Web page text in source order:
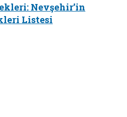
Nevşehir’in
Listesi